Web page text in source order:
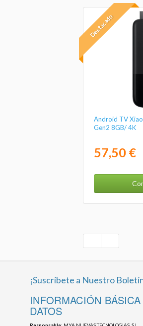
Destacado
Android TV
Gen2 8GB/ 4K
57,50 €
¡Suscríbete a Nuestro
INFORMACIÓN
DATOS
Responsable: MYA NUEVAS TECNOLOGIAS, S.L.